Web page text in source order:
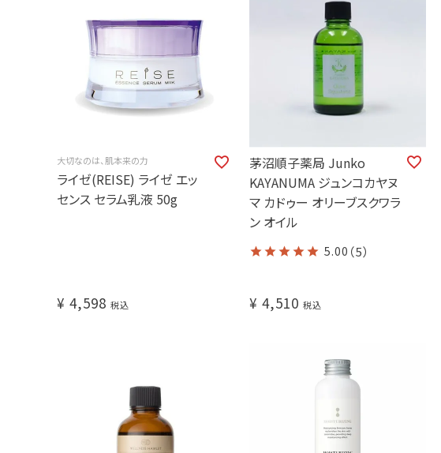
大切なのは、肌本来の力
ライゼ(REISE) ライゼ エッ
センス セラム乳液 50g
¥ 4,598 税込
茅沼順子薬局 Junko
KAYANUMA ジュンコカヤヌ
マ カドゥー オリーブスクワラ
ン オイル
5.00 （5）
¥ 4,510 税込